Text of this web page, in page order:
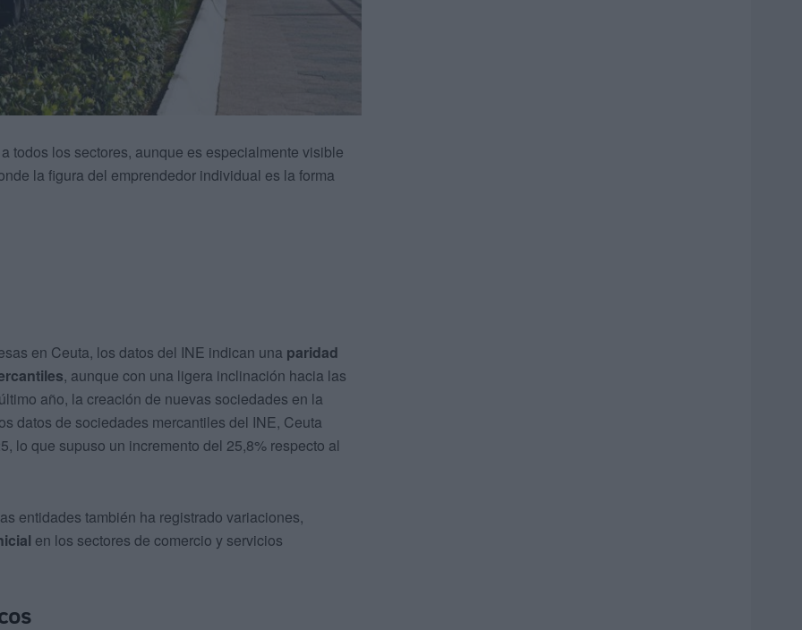
todos los sectores, aunque es especialmente visible
la figura del emprendedor individual es la forma
en Ceuta, los datos del INE indican una paridad
, aunque con una ligera inclinación hacia las
año, la creación de nuevas sociedades en la
datos de sociedades mercantiles del INE, Ceuta
lo que supuso un incremento del 25,8% respecto al
entidades también ha registrado variaciones,
en los sectores de comercio y servicios